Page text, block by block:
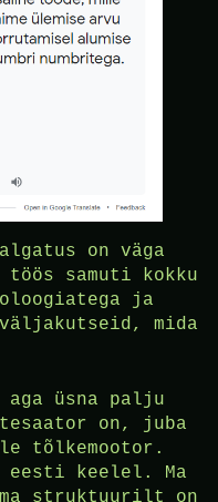
on väga
samuti kokku
ja
mida
üsna palju
on, juba
tõlkemootor.
keelel. Ma
struktuurilt on